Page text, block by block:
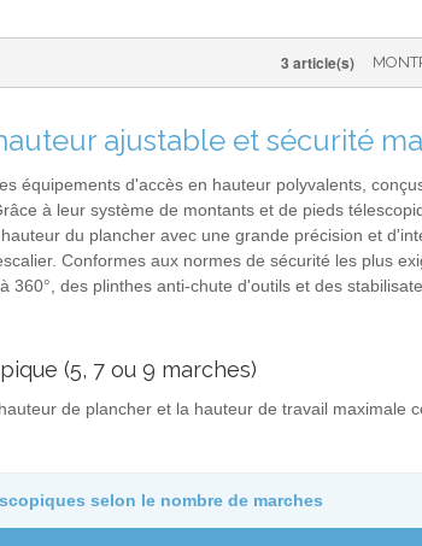
3 article(s)
ajustable et sécurité
équipements d'accès en hauteur polyvalents,
à leur système de montants et de pieds
du plancher avec une grande précision et
Conformes aux normes de sécurité les plus
des plinthes anti-chute d'outils et des
(5, 7 ou 9 marches)
de plancher et la hauteur de travail maximale
selon le nombre de marches